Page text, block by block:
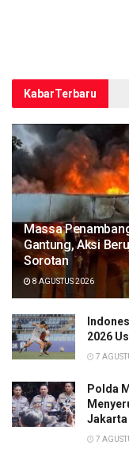
KabarTerbaru
Massa
Gantung, Aksi
Sorotan
8 AGUSTUS 2026
2026
7
Polda
Jakarta
7